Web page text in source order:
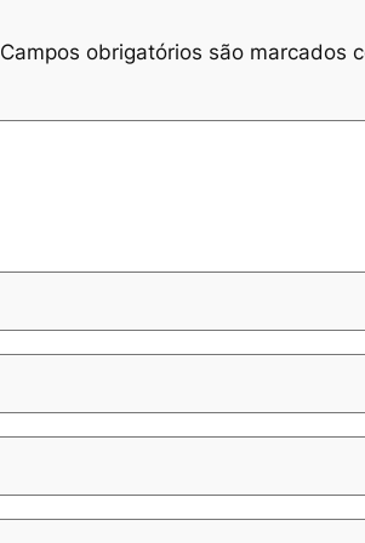
Campos obrigatórios são marcados